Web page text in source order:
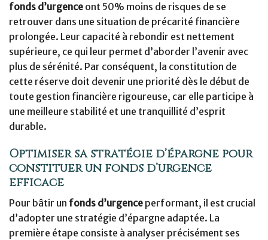
fonds d’urgence ont 50% moins de risques de se
retrouver dans une situation de précarité financière
prolongée. Leur capacité à rebondir est nettement
supérieure, ce qui leur permet d’aborder l’avenir avec
plus de sérénité. Par conséquent, la constitution de
cette réserve doit devenir une priorité dès le début de
toute gestion financière rigoureuse, car elle participe à
une meilleure stabilité et une tranquillité d’esprit
durable.
Optimiser sa stratégie d’épargne pour
constituer un fonds d’urgence
efficace
Pour bâtir un fonds d’urgence performant, il est crucial
d’adopter une stratégie d’épargne adaptée. La
première étape consiste à analyser précisément ses